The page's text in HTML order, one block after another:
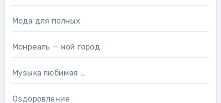
Мода для полных
Монреаль — мой город
Музыка любимая …
Оздоровление